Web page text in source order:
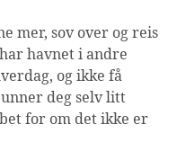
mer, sov over og reis
havnet i andre
og ikke få
deg selv litt
for om det ikke er